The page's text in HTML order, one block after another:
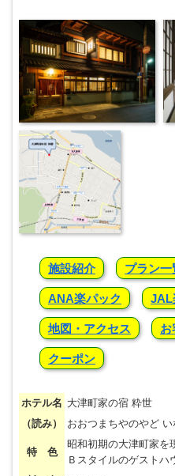
施設紹介 プラン一
ANA楽パック JAL
地図・アクセス お
クーポン
ホテル名 大津町家の宿 粋世
（読み）
おおつまちやのやど い
特 色
昭和初期の大津町家を
Ｂスタイルのゲストハ